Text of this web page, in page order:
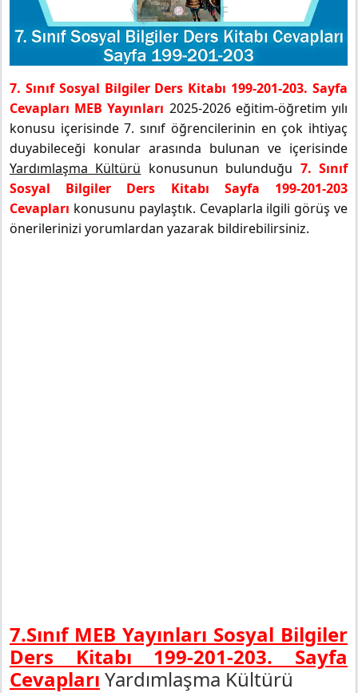
7. Sınıf Sosyal Bilgiler Ders Kitabı 199-201-203. Sayfa
Cevapları MEB Yayınları 2025-2026 eğitim-öğretim yılı
konusu içerisinde 7. sınıf öğrencilerinin en çok ihtiyaç
duyabileceği konular arasında bulunan ve içerisinde
Yardımlaşma Kültürü konusunun bulunduğu 7. Sınıf
Sosyal Bilgiler Ders Kitabı Sayfa 199-201-203
Cevapları konusunu paylaştık. Cevaplarla ilgili görüş ve
önerilerinizi yorumlardan yazarak bildirebilirsiniz.
7.Sınıf MEB Yayınları Sosyal Bilgiler
Ders Kitabı 199-201-203. Sayfa
Cevapları Yardımlaşma Kültürü